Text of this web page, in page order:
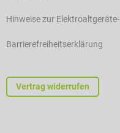
Hinweise zur
Barrierefreiheitserklärung
Vertrag widerrufen